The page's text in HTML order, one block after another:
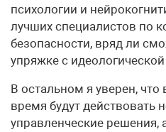
психологии и
лучших специалистов по
безопасности, вряд ли
упряжке с
В остальном я уверен,
время будут действовать
управленческие решения,